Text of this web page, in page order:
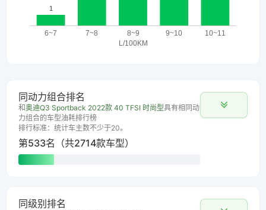
同动力组合排名
和奥迪Q3 Sportback 2022款 40 TFSI 时尚型具有相同动
力组合的车型油耗排行榜
排行标准：统计车主数不少于20。
第533名（共2714款车型）
同级别排名